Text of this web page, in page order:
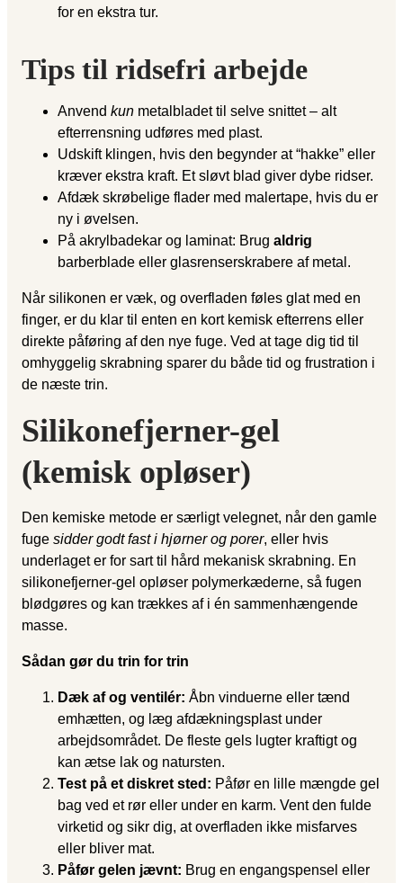
for en ekstra tur.
Tips til ridsefri arbejde
Anvend kun metalbladet til selve snittet – alt
efterrensning udføres med plast.
Udskift klingen, hvis den begynder at “hakke” eller
kræver ekstra kraft. Et sløvt blad giver dybe ridser.
Afdæk skrøbelige flader med malertape, hvis du er
ny i øvelsen.
På akrylbadekar og laminat: Brug aldrig
barberblade eller glasrenserskrabere af metal.
Når silikonen er væk, og overfladen føles glat med en
finger, er du klar til enten en kort kemisk efterrens eller
direkte påføring af den nye fuge. Ved at tage dig tid til
omhyggelig skrabning sparer du både tid og frustration i
de næste trin.
Silikonefjerner-gel
(kemisk opløser)
Den kemiske metode er særligt velegnet, når den gamle
fuge sidder godt fast i hjørner og porer, eller hvis
underlaget er for sart til hård mekanisk skrabning. En
silikonefjerner-gel opløser polymerkæderne, så fugen
blødgøres og kan trækkes af i én sammenhængende
masse.
Sådan gør du trin for trin
Dæk af og ventilér: Åbn vinduerne eller tænd
emhætten, og læg afdækningsplast under
arbejdsområdet. De fleste gels lugter kraftigt og
kan ætse lak og natursten.
Test på et diskret sted: Påfør en lille mængde gel
bag ved et rør eller under en karm. Vent den fulde
virketid og sikr dig, at overfladen ikke misfarves
eller bliver mat.
Påfør gelen jævnt: Brug en engangspensel eller